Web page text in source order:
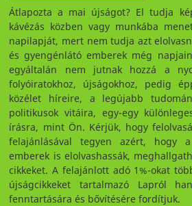
Átlapozta a mai újságot? El tudja
kávézás közben vagy munkába
napilapját, mert nem tudja azt
és gyengénlátó emberek még
egyáltalán nem jutnak hozzá a
folyóiratokhoz, újságokhoz, pedig
közélet híreire, a legújabb
politikusok vitáira, egy-egy
írásra, mint Ön. Kérjük, hogy
felajánlásával tegyen azért, hogy
emberek is elolvashassák,
cikkeket. A felajánlott adó 1%-okat
újságcikkeket tartalmazó Lapról
fenntartására és bővítésére fordítjuk.